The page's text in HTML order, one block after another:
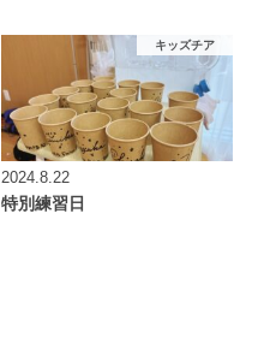
キッズチア
2024.8.22
特別練習日